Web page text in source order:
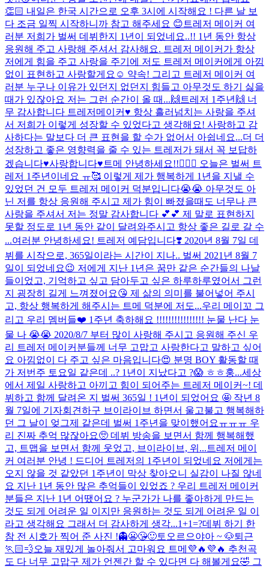
👏🏻 내일은 한국 시간으로 오후 3시에 시작해요 ! 다른 날 보
다 조금 일찍 시작하니까 참고 해주세요 😊 트레저 메이커 여
러분 저희가 벌써 데뷔한지 1년이 되었네요..!! 1년 동안 항상
응원해 주고 사랑해 주셔서 감사해요. 트레저 메이커가 항상
저에게 힘을 주고 사랑을 주기에 저도 트레저 메이커에게 아낌
없이 표현하고 사랑할게요☺️ 약속! 그리고 트레저 메이커 여
러분 누구나 이유가 있던지 없던지 힘들고 아무것도 하기 싫을
때가 있잖아요 저는 그런 순간이 올 때... 🙌트레저 1주년🙌 너
무 감사합니다 트레저메이커♥️ 항상 흘러넘치는 사랑을 주셔
서 저희가 이렇게 성장할 수 있었다고 생각해요! 사랑하고 감
사하다는 말보다 더 큰 표현을 할 수가 없어서 아쉽네요...더 더
성장하고 좋은 영향력을 줄 수 있는 트레저가 돼서 꼭 보답하
겠습니다♥️사랑합니다♥️ 트메 안녕하세요!!🙋🏻‍♂️ 오늘은 벌써 트
레저 1주년이네요 ㅠ🥰 이렇게 제가 행복하게 1년을 지낼 수
있었던 건 모두 트레저 메이커 덕분입니다😭😭 아무것도 아
닌 저를 항상 응원해 주시고 제가 힘이 빠졌을때도 너무나 큰
사랑을 주셔서 저는 정말 감사합니다 💕💕 제 말로 표현하지
못할 정도로 1년 동안 같이 달려와주시고 항상 좋은 길로 갈 수
...여러분 안녕하세요! 트레저 예담입니다❣️ 2020년 8월 7일 데
뷔를 시작으로, 365일이라는 시간이 지나.. 벌써 2021년 8월 7
일이 되었네요😉 저에게 지난 1년은 꿈만 같은 순간들의 나날
들이었고, 기억하고 싶고 담아두고 싶은 하루하루였어서 그런
지 굉장히 길게 느껴졌어요😘 제 삶의 의미를 불어넣어 주시
고, 항상 행복하게 해주시는 트메 덕분에 저도...우리 메이꼬 그
리고 우리 멤버들❤️ 1주년 축하해요 !!!!!!!!!!!!!!!! 눈물 난다 눈
물 나 😭😭 2020/8/7 부터 많이 사랑해 주시고 응원해 주신 우
리 트레저 메이커분들께 너무 고맙고 사랑한다고 말하고 싶어
요 아낌없이 다 주고 싶은 마음입니다😍 분명 BOY 활동할 때
가 저번주 토요일 같은데 ..? 1년이 지났다고 ?😱 ㅎㅎ훙...세상
에서 제일 사랑하고 아끼고 힘이 되어주는 트레저 메이커~! 데
뷔하고 함께 달려온 지 벌써 365일 ! 1년이 되었어요 🤩 작년 8
월 7일에 기자회견하구 브이라이브 하면서 울고불고 행복해하
던 그 날이 엊그제 같은데 벌써 1주년을 맞이했어요ㅠㅠㅠ 우
리 진짜 추억 많잖아요🥺 데뷔 방송을 보면서 함께 행복해했
고, 트맵을 보면서 함께 웃었고, 브이라이브, 위... 트레저 메이
커 여러분 안녕 ! 드디어 트레저의 1주년이 되었네요 저에게는
오지 않을 것 같았던 1주년이 막상 찾아오니 실감이 나질 않네
요 지난 1년 동안 많은 추억들이 있었죠 ? 우리 트레저 메이커
분들은 지난 1년 어땠어요 ? 누군가가 나를 좋아하게 만드는
것도 되게 어려운 일 이지만 응원하는 것도 되게 어려운 일 이
라고 생각해요 그래서 더 감사하게 생각...1+1=?데뷔 하기 한
참 전 시호가 찍어 준 사진 !👻😬😘🙂토오르으야아 ~ 🐶퇴근
🏃🏻💨오늘 재밌게 놀아줘서 고마워요 트메💜🔥💜🔥 추천곡
도 다 너무 고맙구 제가 언젠간 할 수 있다면 다 해볼게요🤣 그